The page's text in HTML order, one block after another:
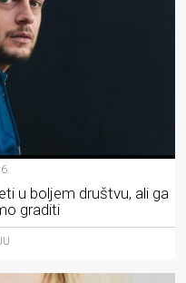
u boljem društvu, ali ga
graditi